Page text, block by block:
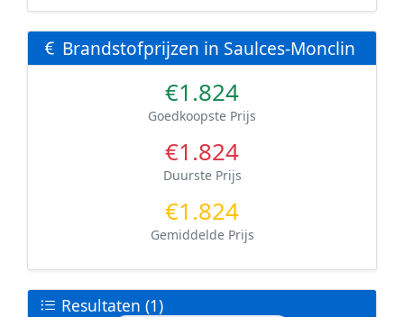
Brandstofprijzen in Saulces-Monclin
€1.824
Goedkoopste Prijs
€1.824
Duurste Prijs
€1.824
Gemiddelde Prijs
Resultaten (1)